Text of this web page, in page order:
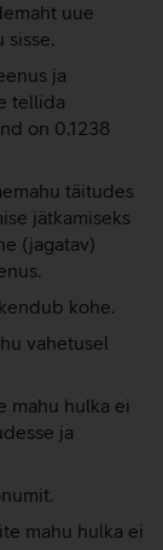
uue
sisse.
ja
tellida
on 0,1238
täitudes
jätkamiseks
(jagatav)
kohe.
vahetusel
mahu hulka ei
ja
mahu hulka ei